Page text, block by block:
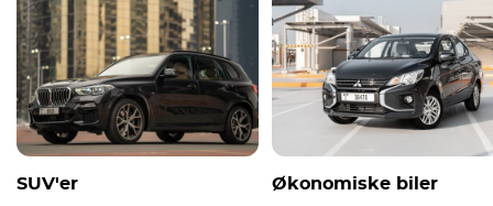
SUV'er Økonomiske biler